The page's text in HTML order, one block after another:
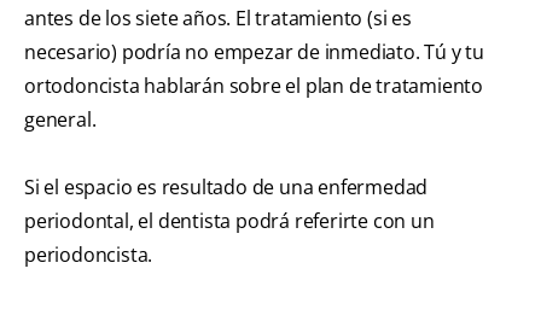
antes de los siete años. El tratamiento (si es
necesario) podría no empezar de inmediato. Tú y tu
ortodoncista hablarán sobre el plan de tratamiento
general.
Si el espacio es resultado de una enfermedad
periodontal, el dentista podrá referirte con un
periodoncista.